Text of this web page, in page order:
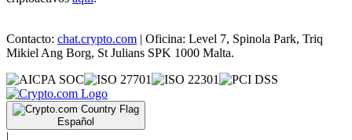
Contacto: chat.crypto.com | Oficina: Level 7, Spinola Park, Triq
Mikiel Ang Borg, St Julians SPK 1000 Malta.
Español
|